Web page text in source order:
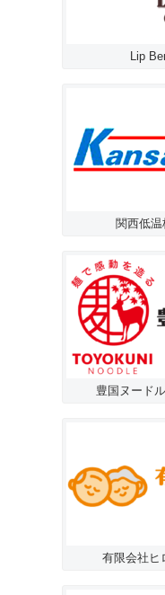
Lip
関西低
豊国ヌード
有限会社ヒ